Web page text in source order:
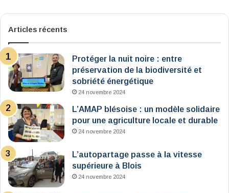
Articles récents
Protéger la nuit noire : entre
préservation de la biodiversité et
sobriété énergétique
24 novembre 2024
L’AMAP blésoise : un modèle solidaire
pour une agriculture locale et durable
24 novembre 2024
L’autopartage passe à la vitesse
supérieure à Blois
24 novembre 2024